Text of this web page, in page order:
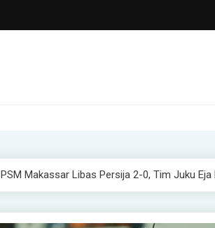
PSM Makassar Libas Persija 2-0, Tim Juku